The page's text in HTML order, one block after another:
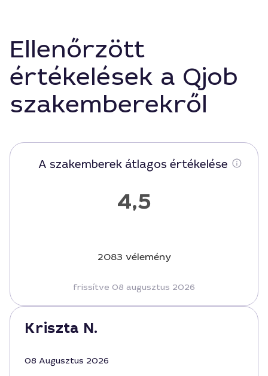
Ellenőrzött
értékelések a Qjob
szakemberekről
A szakemberek átlagos értékelése
4,5
2083 vélemény
frissítve 08 augusztus 2026
Kriszta N.
08 Augusztus 2026